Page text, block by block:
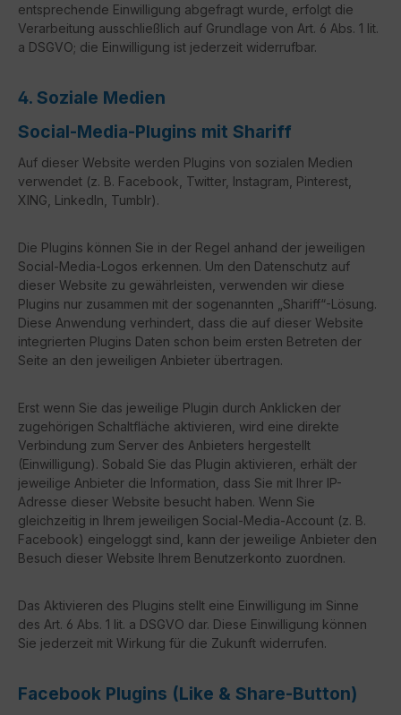
entsprechende Einwilligung abgefragt wurde, erfolgt die
Verarbeitung ausschließlich auf Grundlage von Art. 6 Abs. 1 lit.
a DSGVO; die Einwilligung ist jederzeit widerrufbar.
4. Soziale Medien
Social-Media-Plugins mit Shariff
Auf dieser Website werden Plugins von sozialen Medien
verwendet (z. B. Facebook, Twitter, Instagram, Pinterest,
XING, LinkedIn, Tumblr).
Die Plugins können Sie in der Regel anhand der jeweiligen
Social-Media-Logos erkennen. Um den Datenschutz auf
dieser Website zu gewährleisten, verwenden wir diese
Plugins nur zusammen mit der sogenannten „Shariff“-Lösung.
Diese Anwendung verhindert, dass die auf dieser Website
integrierten Plugins Daten schon beim ersten Betreten der
Seite an den jeweiligen Anbieter übertragen.
Erst wenn Sie das jeweilige Plugin durch Anklicken der
zugehörigen Schaltfläche aktivieren, wird eine direkte
Verbindung zum Server des Anbieters hergestellt
(Einwilligung). Sobald Sie das Plugin aktivieren, erhält der
jeweilige Anbieter die Information, dass Sie mit Ihrer IP-
Adresse dieser Website besucht haben. Wenn Sie
gleichzeitig in Ihrem jeweiligen Social-Media-Account (z. B.
Facebook) eingeloggt sind, kann der jeweilige Anbieter den
Besuch dieser Website Ihrem Benutzerkonto zuordnen.
Das Aktivieren des Plugins stellt eine Einwilligung im Sinne
des Art. 6 Abs. 1 lit. a DSGVO dar. Diese Einwilligung können
Sie jederzeit mit Wirkung für die Zukunft widerrufen.
Facebook Plugins (Like & Share-Button)